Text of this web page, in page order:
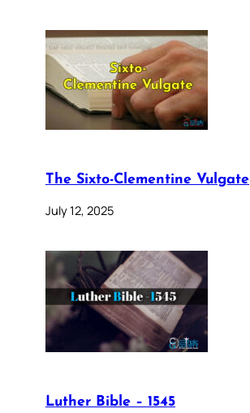
The Sixto-Clementine Vulgate
July 12, 2025
Luther Bible – 1545